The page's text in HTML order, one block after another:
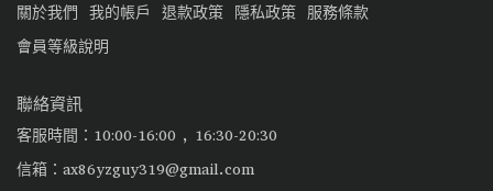
關於我們 我的帳戶 退款政策 隱私政策 服務條款
會員等級說明
聯絡資訊
客服時間：10:00-16:00 , 16:30-20:30
信箱：ax86yzguy319@gmail.com